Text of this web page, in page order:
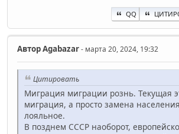
QQ
АвторAgabazar- марта 20, 2024, 19:32
Цитировать
Миграция миграции рознь. Текущая
миграция, а просто замена
лояльное.
В позднем СССР наоборот,